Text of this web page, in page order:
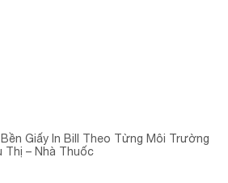
Giấy In Bill Theo Từng Môi Trường
Thị – Nhà Thuốc